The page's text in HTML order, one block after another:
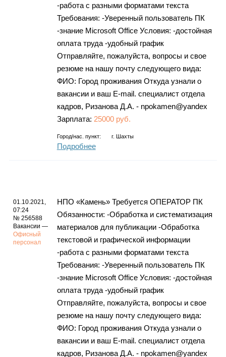
-работа с разными форматами текста
Требования: -Уверенный пользователь ПК
-знание Microsoft Office Условия: -достойная
оплата труда -удобный график
Отправляйте, пожалуйста, вопросы и свое
резюме на нашу почту следующего вида:
ФИО: Город проживания Откуда узнали о
вакансии и ваш E-mail. специалист отдела
кадров, Ризанова Д.А. - npokamen@yandex
Зарплата: 25000 руб.
Город/нас. пункт: г. Шахты
Подробнее
01.10.2021,
07:24
№ 256588
Вакансии —
Офисный
персонал
НПО «Камень» Требуется ОПЕРАТОР ПК
Обязанности: -Обработка и систематизация
материалов для публикации -Обработка
текстовой и графической информации
-работа с разными форматами текста
Требования: -Уверенный пользователь ПК
-знание Microsoft Office Условия: -достойная
оплата труда -удобный график
Отправляйте, пожалуйста, вопросы и свое
резюме на нашу почту следующего вида:
ФИО: Город проживания Откуда узнали о
вакансии и ваш E-mail. специалист отдела
кадров, Ризанова Д.А. - npokamen@yandex